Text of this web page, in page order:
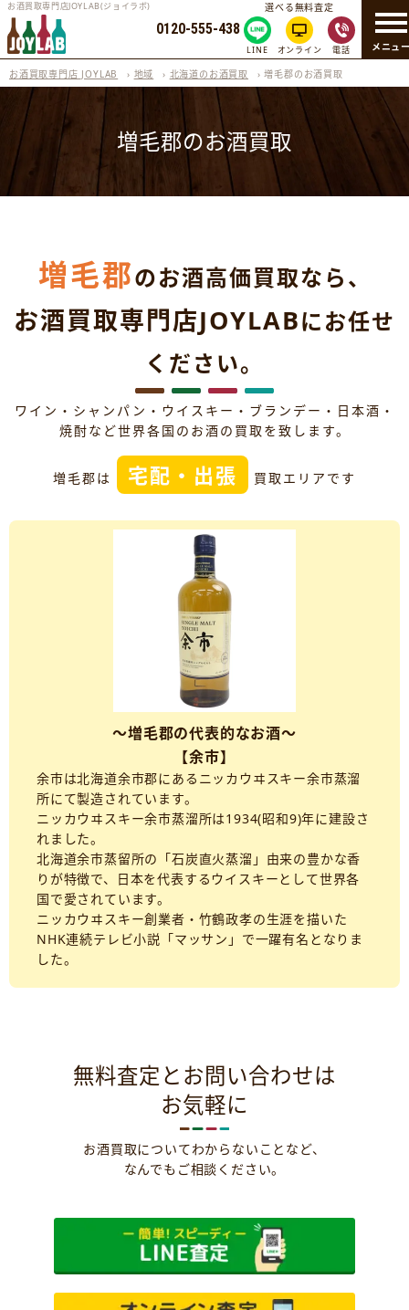
メニュ
お酒買取専門店JOYLAB(ジョイラボ)
0120-555-438
選べる無料査定
LINE オンライン 電話
お酒買取専門店 JOYLAB › 地域 › 北海道のお酒買取 ›増毛郡のお酒買取
増毛郡のお酒買取
増毛郡のお酒高価買取なら、
お酒買取専門店JOYLABにお任せ
ください。
ワイン・シャンパン・ウイスキー・ブランデー・日本酒・
焼酎など世界各国のお酒の買取を致します。
増毛郡は 宅配・出張 買取エリアです
～増毛郡の代表的なお酒～
【余市】
余市は北海道余市郡にあるニッカウヰスキー余市蒸溜
所にて製造されています。
ニッカウヰスキー余市蒸溜所は1934(昭和9)年に建設さ
れました。
北海道余市蒸留所の「石炭直火蒸溜」由来の豊かな香
りが特徴で、日本を代表するウイスキーとして世界各
国で愛されています。
ニッカウヰスキー創業者・竹鶴政孝の生涯を描いた
NHK連続テレビ小説「マッサン」で一躍有名となりま
した。
無料査定とお問い合わせは
お気軽に
お酒買取についてわからないことなど、
なんでもご相談ください。